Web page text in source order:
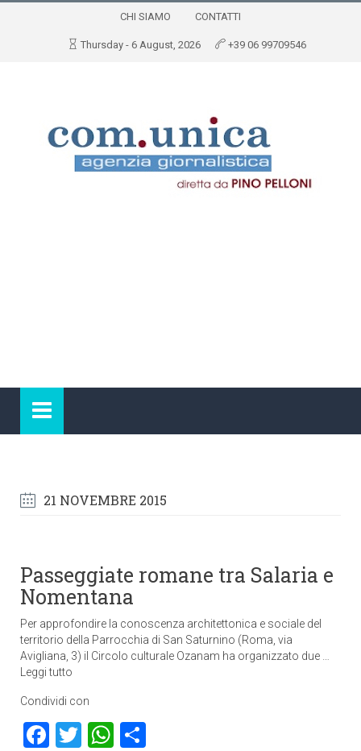
CHI SIAMO CONTATTI
Thursday - 6 August, 2026 +39 06 99709546
21 NOVEMBRE 2015
Passeggiate romane tra Salaria e
Nomentana
Per approfondire la conoscenza architettonica e sociale del
territorio della Parrocchia di San Saturnino (Roma, via
Avigliana, 3) il Circolo culturale Ozanam ha organizzato due …
Leggi tutto
Condividi con
Facebook
TwitterWhatsApp